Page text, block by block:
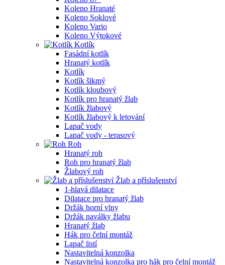
Koleno Hranaté
Koleno Soklové
Koleno Vario
Koleno Výtokové
Kotlík
Fasádní kotlík
Hranatý kotlík
Kotlík
Kotlík šikmý
Kotlík kloubový
Kotlík pro hranatý žlab
Kotlík žlabový
Kotlík žlabový k letování
Lapač vody
Lapač vody - terasový
Roh
Hranatý roh
Roh pro hranatý žlab
Žlabový roh
Žlab a příslušenství
1-hlavá dilatace
Dilatace pro hranatý žlab
Držák horní vlny
Držák naválky žlabu
Hranatý žlab
Hák pro čelní montáž
Lapač listí
Nastavitelná konzolka
Nastavitelná konzolka pro hák pro čelní montáž